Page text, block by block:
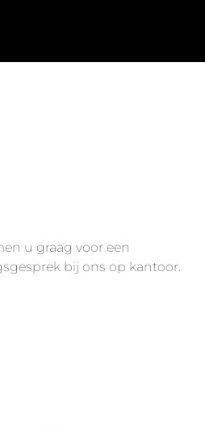
u graag voor een
bij ons op kantoor.